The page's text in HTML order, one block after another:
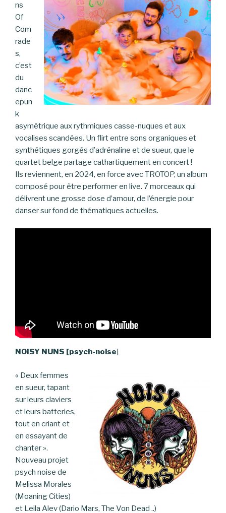
ns
Of
Com
rade
s,
c’est
du
danc
epun
k
asymétrique aux rythmiques casse-nuques et aux
vocalises scandées. Un flirt entre sons organiques et
synthétiques gorgés d’adrénaline et de sueur, que le
quartet belge partage cathartiquement en concert !
Ils reviennent, en 2024, en force avec TROTOP, un album
composé pour être performer en live. 7 morceaux qui
délivrent une grosse dose d’amour, de l’énergie pour
danser sur fond de thématiques actuelles.
NOISY NUNS [psych-noise]
« Deux femmes
en sueur, tapant
sur leurs claviers
et leurs batteries,
tout en criant et
en essayant de
chanter ».
Nouveau projet
psych noise de
Melissa Morales
(Moaning Cities)
et Leila Alev (Dario Mars, The Von Dead ..)